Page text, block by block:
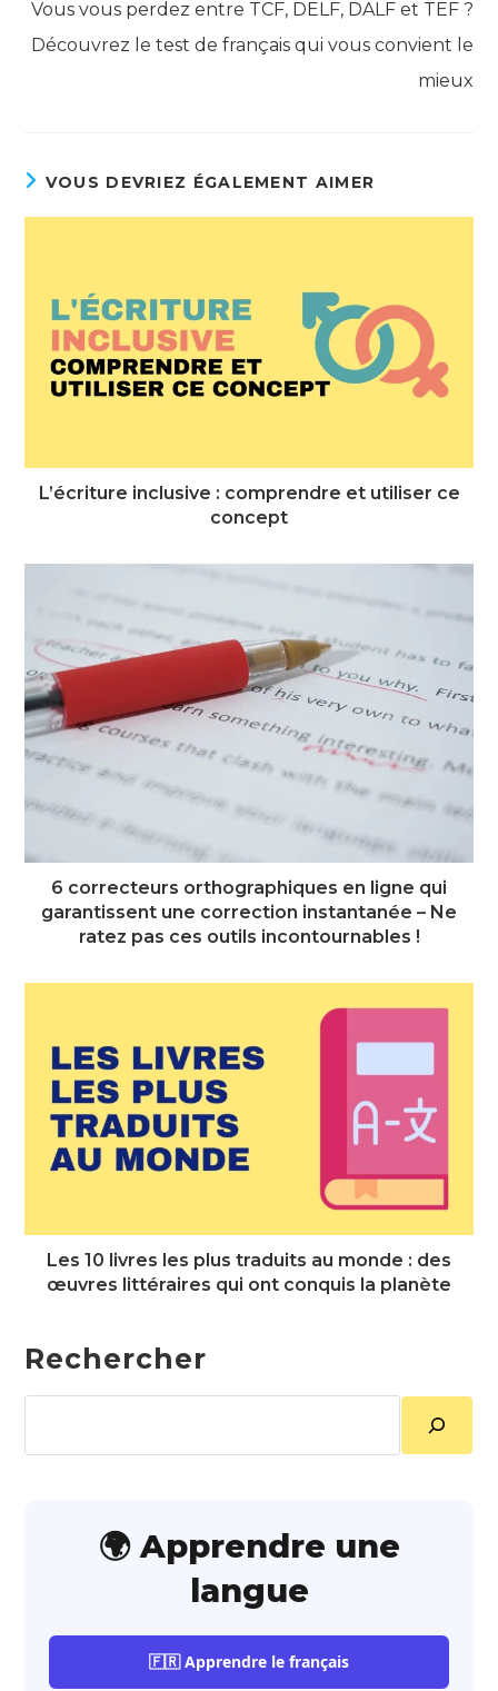
Vous vous perdez entre TCF, DELF, DALF et TEF ?
Découvrez le test de français qui vous convient le
mieux
VOUS DEVRIEZ ÉGALEMENT AIMER
L’écriture inclusive : comprendre et utiliser ce
concept
6 correcteurs orthographiques en ligne qui
garantissent une correction instantanée – Ne
ratez pas ces outils incontournables !
Les 10 livres les plus traduits au monde : des
œuvres littéraires qui ont conquis la planète
Rechercher
🌍 Apprendre une
langue
🇫🇷 Apprendre le français